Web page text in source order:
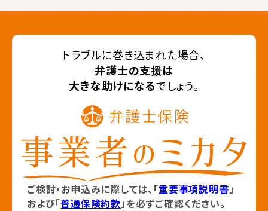
トラブルに巻き込まれた場合、
弁護士の支援は
大きな助けになるでしょう。
ご検討・お申込みに際しては、「重要事項説明書 」
および「普通保険約款 」を必ずご確認ください。